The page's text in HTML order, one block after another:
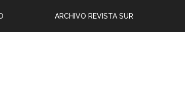
ARCHIVO REVISTA SUR